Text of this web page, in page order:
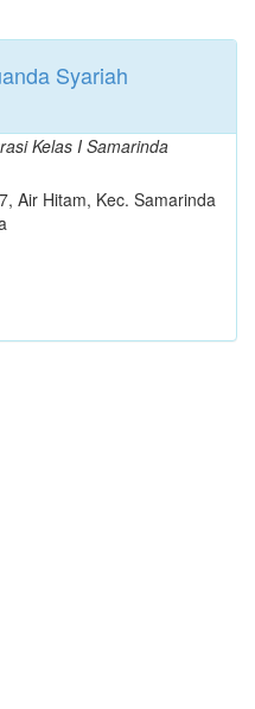
Syariah
Kelas I Samarinda
Air Hitam, Kec. Samarinda